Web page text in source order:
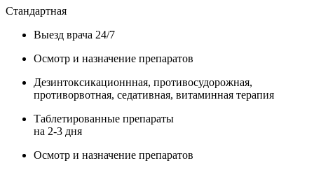
Стандартная
Выезд врача 24/7
Осмотр и назначение препаратов
Дезинтоксикационнная, противосудорожная,
противорвотная, седативная, витаминная терапия
Таблетированные препараты
на 2-3 дня
Осмотр и назначение препаратов